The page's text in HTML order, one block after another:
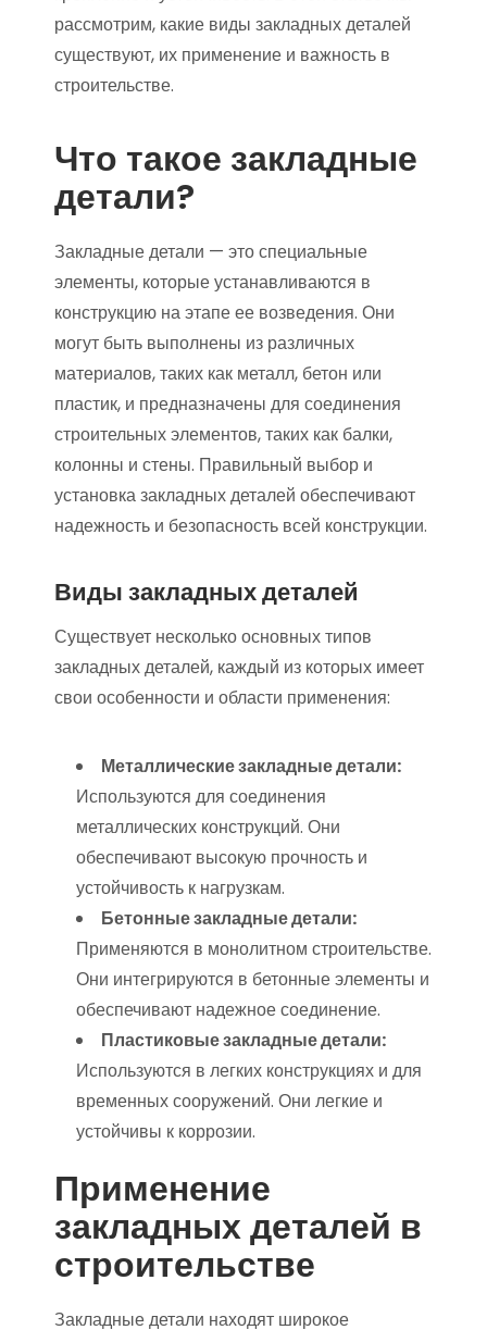
рассмотрим, какие виды закладных деталей
существуют, их применение и важность в
строительстве.
Что такое закладные
детали?
Закладные детали — это специальные
элементы, которые устанавливаются в
конструкцию на этапе ее возведения. Они
могут быть выполнены из различных
материалов, таких как металл, бетон или
пластик, и предназначены для соединения
строительных элементов, таких как балки,
колонны и стены. Правильный выбор и
установка закладных деталей обеспечивают
надежность и безопасность всей конструкции.
Виды закладных деталей
Существует несколько основных типов
закладных деталей, каждый из которых имеет
свои особенности и области применения:
Металлические закладные детали:
Используются для соединения
металлических конструкций. Они
обеспечивают высокую прочность и
устойчивость к нагрузкам.
Бетонные закладные детали:
Применяются в монолитном строительстве.
Они интегрируются в бетонные элементы и
обеспечивают надежное соединение.
Пластиковые закладные детали:
Используются в легких конструкциях и для
временных сооружений. Они легкие и
устойчивы к коррозии.
Применение
закладных деталей в
строительстве
Закладные детали находят широкое